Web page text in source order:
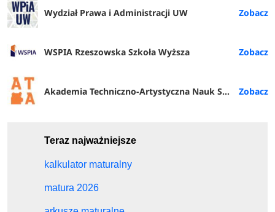
Wydział Prawa i Administracji UW
WSPIA Rzeszowska Szkoła Wyższa
Akademia Techniczno-Artystyczna Nauk Stosowanych w Warszawie
Teraz najważniejsze
kalkulator maturalny
matura 2026